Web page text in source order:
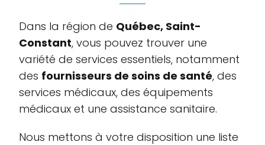
Dans la région de Québec, Saint-
Constant, vous pouvez trouver une
variété de services essentiels, notamment
des fournisseurs de soins de santé, des
services médicaux, des équipements
médicaux et une assistance sanitaire.
Nous mettons à votre disposition une liste